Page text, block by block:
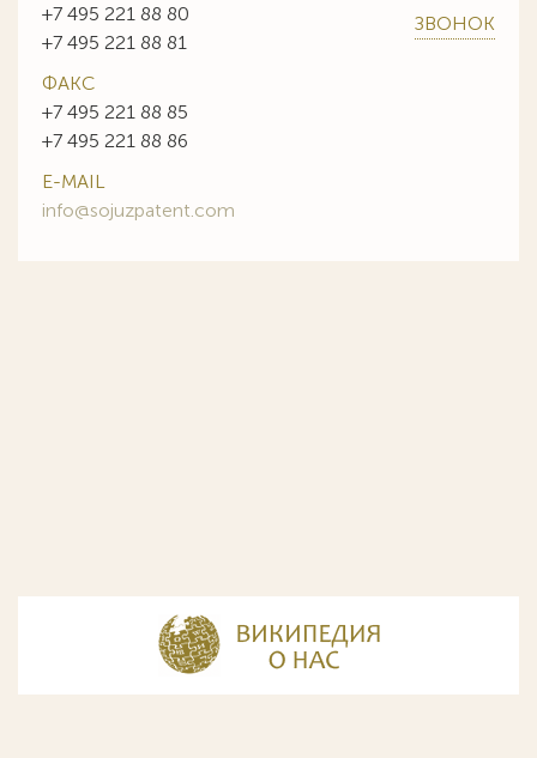
+7 495 221 88 80
+7 495 221 88 81
ЗВОНОК
ФАКС
+7 495 221 88 85
+7 495 221 88 86
E-MAIL
info@sojuzpatent.com